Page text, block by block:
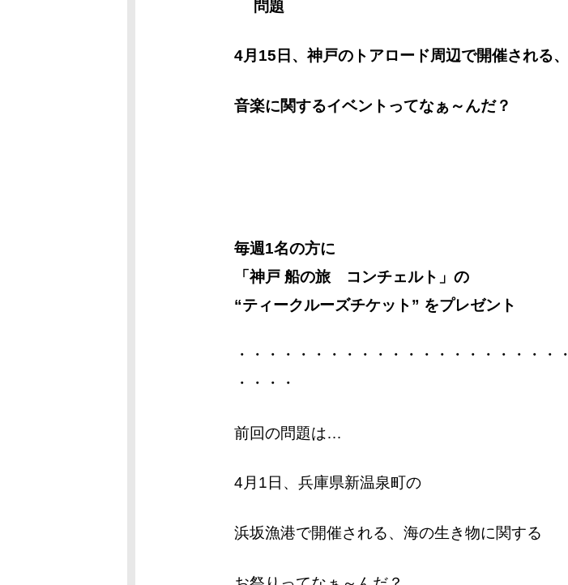
問題
4月15 日、神戸のトアロード周辺で開催される、
音楽に関するイベントってなぁ～んだ？
毎週1名の方に
「神戸 船の旅 コンチェルト」の
“ティークルーズチケット” をプレゼント
・・・・・・・・・・・・・・・・・・・・・・
・・・・
前回の問題は…
4月1日、兵庫県新温泉町の
浜坂漁港で開催される、海の生き物に関する